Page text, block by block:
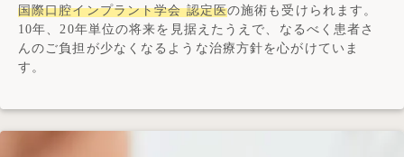
国際口腔インプラント学会 認定医の施術も受けられます。
10年、20年単位の将来を見据えたうえで、なるべく患者さ
んのご負担が少なくなるような治療方針を心がけていま
す。